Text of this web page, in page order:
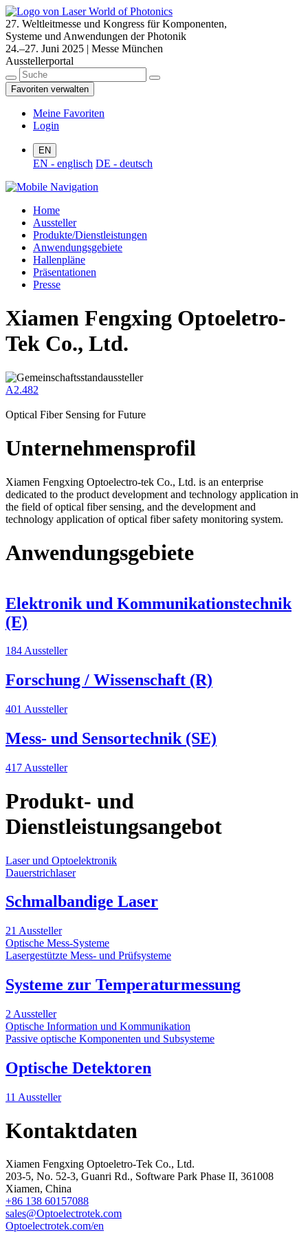
27. Weltleitmesse und Kongress für Komponenten,
Systeme und Anwendungen der Photonik
24.–27. Juni 2025 | Messe München
Ausstellerportal
Favoriten verwalten
Meine Favoriten
Login
EN
EN - englisch DE - deutsch
Home
Aussteller
Produkte/Dienstleistungen
Anwendungsgebiete
Hallenpläne
Präsentationen
Presse
Xiamen Fengxing Optoeletro-
Tek Co., Ltd.
A2.482
Optical Fiber Sensing for Future
Unternehmensprofil
Xiamen Fengxing Optoelectro-tek Co., Ltd. is an enterprise
dedicated to the product development and technology application in
the field of optical fiber sensing, and the development and
technology application of optical fiber safety monitoring system.
Anwendungsgebiete
Elektronik und Kommunikationstechnik
(E)
184 Aussteller
Forschung / Wissenschaft (R)
401 Aussteller
Mess- und Sensortechnik (SE)
417 Aussteller
Produkt- und
Dienstleistungsangebot
Laser und Optoelektronik
Dauerstrichlaser
Schmalbandige Laser
21 Aussteller
Optische Mess-Systeme
Lasergestützte Mess- und Prüfsysteme
Systeme zur Temperaturmessung
2 Aussteller
Optische Information und Kommunikation
Passive optische Komponenten und Subsysteme
Optische Detektoren
11 Aussteller
Kontaktdaten
Xiamen Fengxing Optoeletro-Tek Co., Ltd.
203-5, No. 52-3, Guanri Rd., Software Park Phase II, 361008
Xiamen, China
+86 138 60157088
sales@Optoelectrotek.com
Optoelectrotek.com/en